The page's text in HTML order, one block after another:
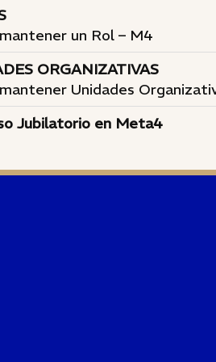
un Rol – M4
ORGANIZATIVAS
Unidades
Jubilatorio en Meta4